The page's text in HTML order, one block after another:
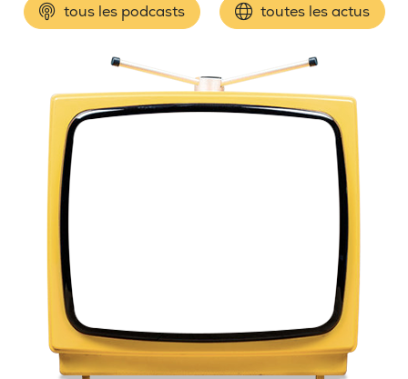
tous les podcasts toutes les actus